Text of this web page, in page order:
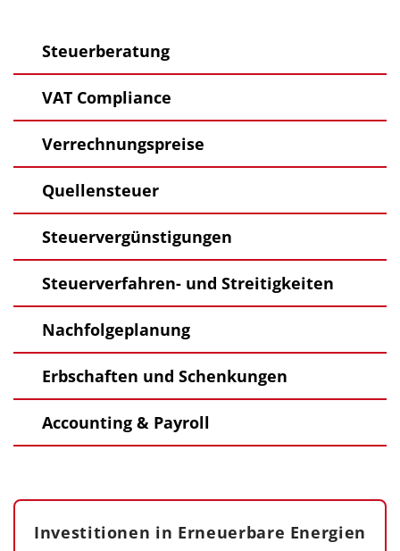
Steuerberatung
VAT Compliance
Verrechnungspreise
Quellensteuer
Steuervergünstigungen
Steuerverfahren- und Streitigkeiten
Nachfolgeplanung
Erbschaften und Schenkungen
Accounting & Payroll
Investitionen in Erneuerbare Energien